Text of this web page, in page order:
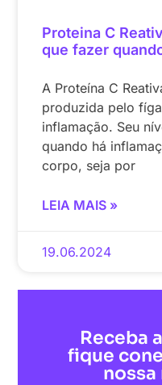
Proteina C
que fazer
A Proteína C
produzida pelo
inflamação. Seu
quando há
corpo, seja por
LEIA MAIS »
19.06.2024
Receba
fique